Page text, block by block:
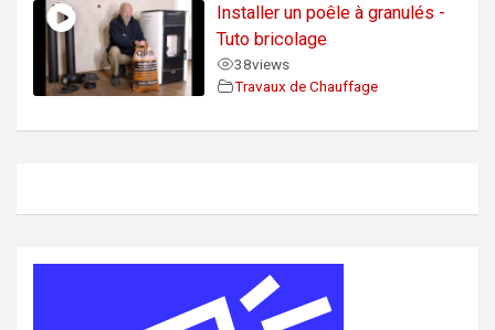
Installer un poêle à granulés -
Tuto bricolage
38views
Travaux de Chauffage